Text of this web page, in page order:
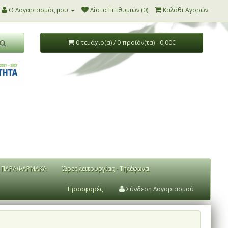
Ο Λογαριασμός μου Λίστα Επιθυμιών (0) Καλάθι Αγορών
0 τεμάχιο(α) / 0 προϊόν(τα) - 0,00€
ΠΑΡΑΦΑΡΜΑΚΑ Ώρες λειτουργίας - Τηλέφωνα
Προσφορές Σύνδεση Λογαριασμού